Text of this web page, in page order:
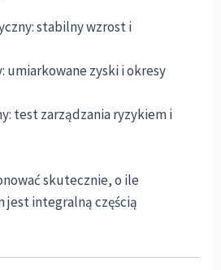
stabilny wzrost i
umiarkowane zyski i okresy
test zarządzania ryzykiem i
skutecznie, o ile
jest integralną częścią